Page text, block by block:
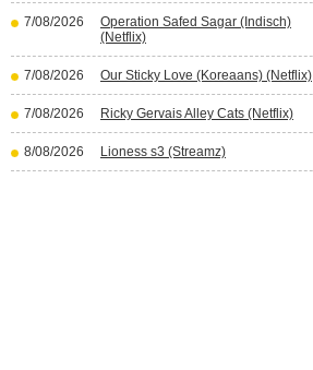
7/08/2026
Operation Safed Sagar (Indisch)
(Netflix)
7/08/2026 Our Sticky Love (Koreaans) (Netflix)
7/08/2026 Ricky Gervais Alley Cats (Netflix)
8/08/2026 Lioness s3 (Streamz)